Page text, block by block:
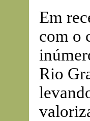
Em
com o
Rio